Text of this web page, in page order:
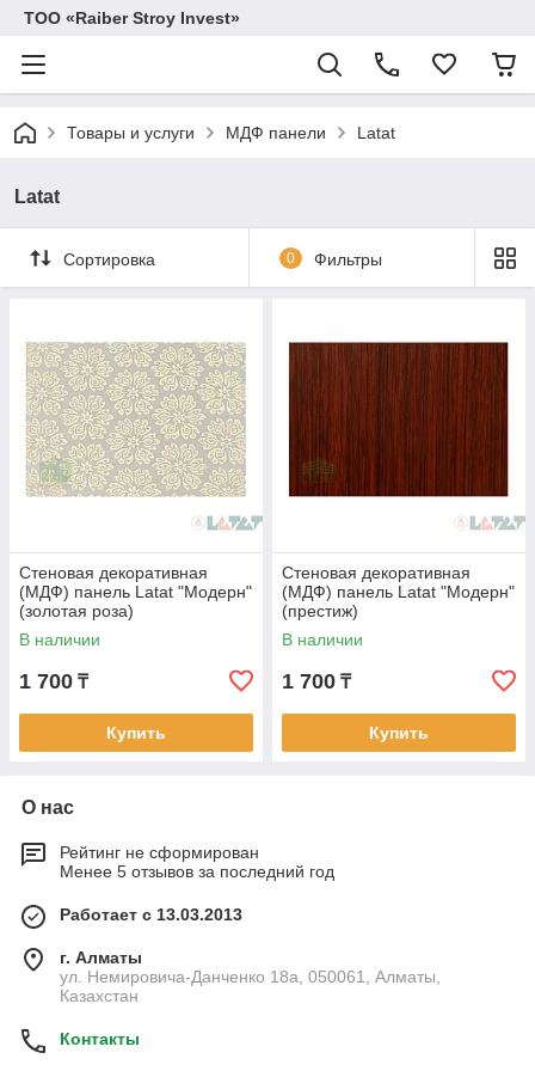
TOO «Raiber Stroy Invest»
Товары и услуги МДФ панели Latat
Latat
Сортировка 0 Фильтры
Стеновая декоративная
(МДФ) панель Latat "Модерн"
(золотая роза)
В наличии
1 700 ₸
Купить
Стеновая декоративная
(МДФ) панель Latat "Модерн"
(престиж)
В наличии
1 700 ₸
Купить
О нас
Рейтинг не сформирован
Менее 5 отзывов за последний год
Работает с 13.03.2013
г. Алматы
ул. Немировича-Данченко 18а, 050061, Алматы,
Казахстан
Контакты